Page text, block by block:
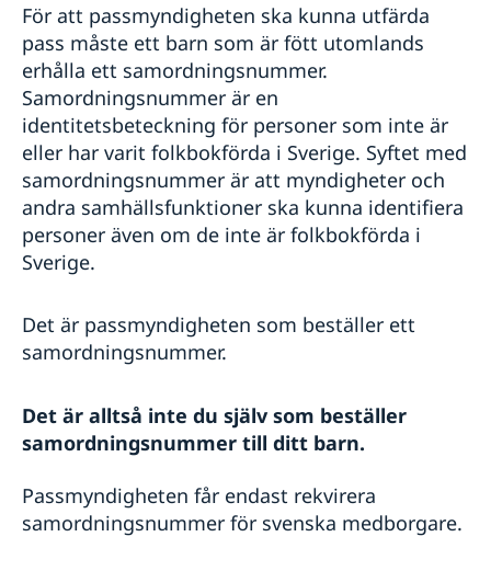
För att passmyndigheten ska kunna utfärda
pass måste ett barn som är fött utomlands
erhålla ett samordningsnummer.
Samordningsnummer är en
identitetsbeteckning för personer som inte är
eller har varit folkbokförda i Sverige. Syftet med
samordningsnummer är att myndigheter och
andra samhällsfunktioner ska kunna identifiera
personer även om de inte är folkbokförda i
Sverige.
Det är passmyndigheten som beställer ett
samordningsnummer.
Det är alltså inte du själv som beställer
samordningsnummer till ditt barn.
Passmyndigheten får endast rekvirera
samordningsnummer för svenska medborgare.